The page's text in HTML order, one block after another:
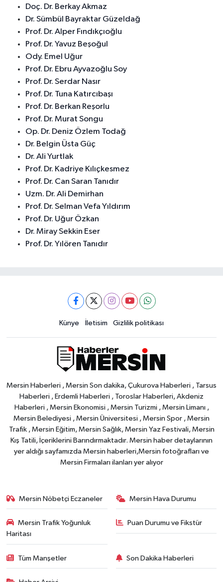
Doç. Dr. Berkay Akmaz
Dr. Sümbül Bayraktar Güzeldağ
Prof. Dr. Alper Fındıkçıoğlu
Prof. Dr. Yavuz Beşoğul
Ody. Emel Uğur
Prof. Dr. Ebru Ayvazoğlu Soy
Prof. Dr. Serdar Nasır
Prof. Dr. Tuna Katırcıbaşı
Prof. Dr. Berkan Reşorlu
Prof. Dr. Murat Songu
Op. Dr. Deniz Özlem Todağ
Dr. Belgin Üsta Güç
Dr. Ali Yurtlak
Prof. Dr. Kadriye Kılıçkesmez
Prof. Dr. Can Saran Tanıdır
Uzm. Dr. Ali Demirhan
Prof. Dr. Selman Vefa Yıldırım
Prof. Dr. Uğur Özkan
Dr. Miray Sekkin Eser
Prof. Dr. Yılören Tanıdır
Künye İletisim Gizlilik politikası
Mersin Haberleri , Mersin Son dakika, Çukurova Haberleri , Tarsus
Haberleri , Erdemli Haberleri , Toroslar Haberleri, Akdeniz
Haberleri , Mersin Ekonomisi , Mersin Turizmi , Mersin Limanı ,
Mersin Belediyesi , Mersin Üniversitesi , Mersin Spor , Mersin
Trafik , Mersin Eğitim, Mersin Sağlık, Mersin Yaz Festivali, Mersin
Kış Tatili, İçeriklerini Barındırmaktadır. Mersin haber detaylarının
yer aldığı sayfamızda Mersin haberleri,Mersin fotoğrafları ve
Mersin Firmaları ilanları yer alıyor
Mersin Nöbetçi Eczaneler Mersin Hava Durumu
Mersin Trafik Yoğunluk
Haritası
Puan Durumu ve Fikstür
Tüm Manşetler Son Dakika Haberleri